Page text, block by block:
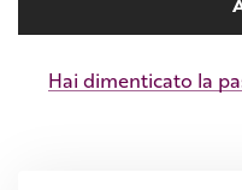
Hai dimenticato la